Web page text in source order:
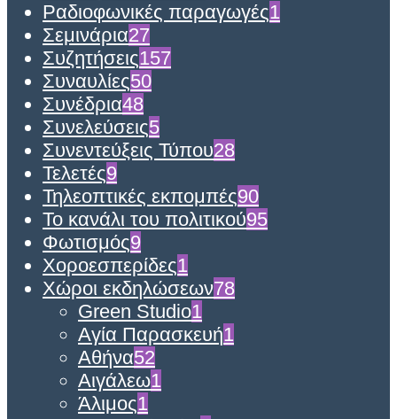
Ραδιοφωνικές παραγωγές1
Σεμινάρια27
Συζητήσεις157
Συναυλίες50
Συνέδρια48
Συνελεύσεις5
Συνεντεύξεις Τύπου28
Τελετές9
Τηλεοπτικές εκπομπές90
Το κανάλι του πολιτικού95
Φωτισμός9
Χοροεσπερίδες1
Χώροι εκδηλώσεων78
Green Studio1
Αγία Παρασκευή1
Αθήνα52
Αιγάλεω1
Άλιμος1